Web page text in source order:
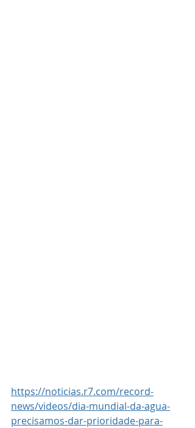
https://noticias.r7.com/record-
news/videos/dia-mundial-da-agua-
precisamos-dar-prioridade-para-